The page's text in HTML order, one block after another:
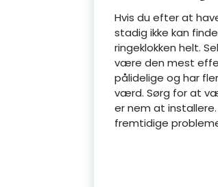
Hvis du efter at
stadig ikke kan
ringeklokken helt.
være den mest
pålidelige og har
værd. Sørg for at
er nem at
fremtidige